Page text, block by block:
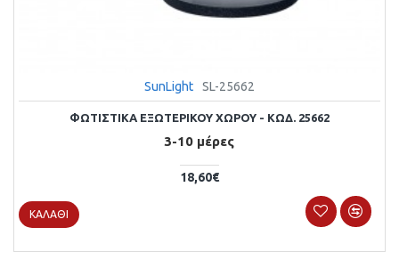
SunLight SL-25662
ΦΩΤΙΣΤΙΚΑ ΕΞΩΤΕΡΙΚΟΥ ΧΩΡΟΥ - ΚΩΔ. 25662
3-10 μέρες
18,60€
ΚΑΛΆΘΙ